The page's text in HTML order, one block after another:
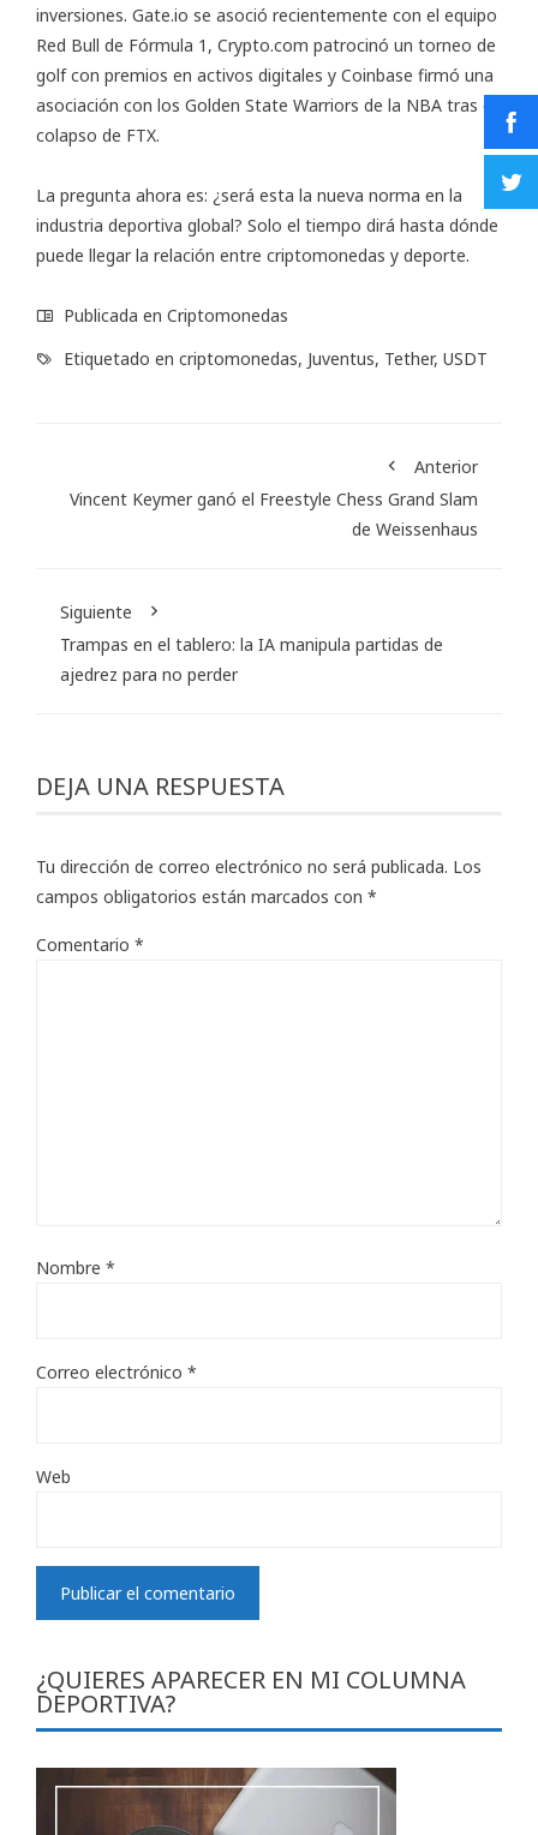
inversiones. Gate.io se asoció recientemente con el equipo
Red Bull de Fórmula 1, Crypto.com patrocinó un torneo de
golf con premios en activos digitales y Coinbase firmó una
asociación con los Golden State Warriors de la NBA tras el
colapso de FTX.
La pregunta ahora es: ¿será esta la nueva norma en la
industria deportiva global? Solo el tiempo dirá hasta dónde
puede llegar la relación entre criptomonedas y deporte.
Publicada en Criptomonedas
Etiquetado en criptomonedas, Juventus, Tether, USDT
Anterior
Vincent Keymer ganó el Freestyle Chess Grand Slam
de Weissenhaus
Siguiente
Trampas en el tablero: la IA manipula partidas de
ajedrez para no perder
DEJA UNA RESPUESTA
Tu dirección de correo electrónico no será publicada. Los
campos obligatorios están marcados con *
Comentario *
Nombre *
Correo electrónico *
Web
¿QUIERES APARECER EN MI COLUMNA
DEPORTIVA?